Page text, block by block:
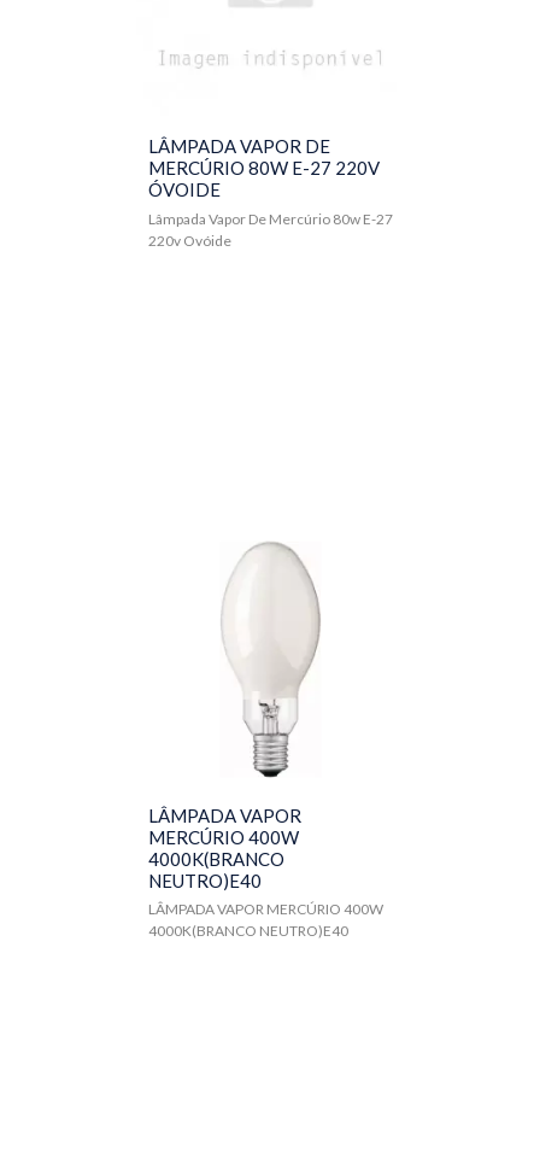
LÂMPADA VAPOR DE
MERCÚRIO 80W E-27 220V
ÓVOIDE
Lâmpada Vapor De Mercúrio 80w E-27
220v Ovóide
LÂMPADA VAPOR
MERCÚRIO 400W
4000K(BRANCO
NEUTRO)E40
LÂMPADA VAPOR MERCÚRIO 400W
4000K(BRANCO NEUTRO)E40